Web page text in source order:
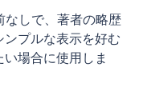
しで、著者の略歴
プルな表示を好む
場合に使用しま